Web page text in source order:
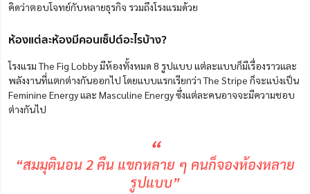
คิดว่าตอบโจทย์กับหลายธุรกิจ รวมถึงโรงแรมด้วย
ห้องแต่ละห้องมีคอนเซ็ปต์อะไรบ้าง?
โรงแรม The Fig Lobby มีห้องทั้งหมด 8 รูปแบบ แต่ละแบบก็มีเรื่องราวและ
พลังงานที่แตกต่างกันออกไป โดยแบบแรกเรียกว่า The Stripe ก็จะแบ่งเป็น
Feminine Energy และ Masculine Energy ซึ่งแต่ละคนอาจจะมีความชอบ
ต่างกันไป
“
“สมมุตินอน 2 คืน แขกหลาย ๆ คนก็จองห้องหลาย
รูปแบบ”